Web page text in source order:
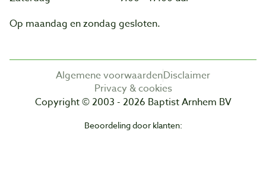
Op maandag en zondag gesloten.
Algemene voorwaardenDisclaimer
Privacy & cookies
Copyright © 2003 - 2026 Baptist Arnhem BV
Beoordeling door klanten: